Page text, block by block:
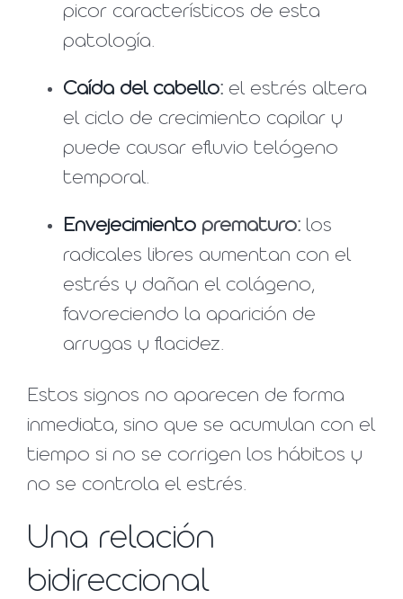
picor característicos de esta
patología.
Caída del cabello: el estrés altera
el ciclo de crecimiento capilar y
puede causar efluvio telógeno
temporal.
Envejecimiento prematuro: los
radicales libres aumentan con el
estrés y dañan el colágeno,
favoreciendo la aparición de
arrugas y flacidez.
Estos signos no aparecen de forma
inmediata, sino que se acumulan con el
tiempo si no se corrigen los hábitos y
no se controla el estrés.
Una relación
bidireccional